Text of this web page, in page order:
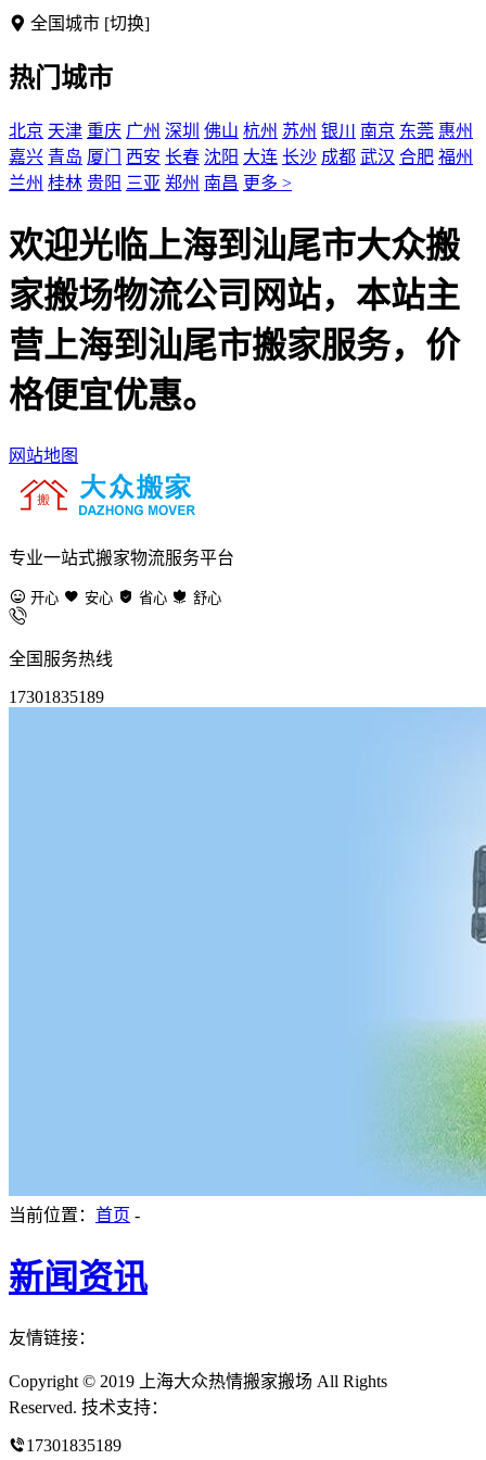
全国城市 [切换]
热门城市
北京 天津 重庆 广州 深圳 佛山 杭州 苏州 银川 南京 东莞 惠州
嘉兴 青岛 厦门 西安 长春 沈阳 大连 长沙 成都 武汉 合肥 福州
兰州 桂林 贵阳 三亚 郑州 南昌 更多 >
欢迎光临上海到汕尾市大众搬
家搬场物流公司网站，本站主
营上海到汕尾市搬家服务，价
格便宜优惠。
网站地图
专业一站式搬家物流服务平台
开心 安心 省心 舒心
全国服务热线
17301835189
当前位置： 首页 -
新闻资讯
友情链接：
Copyright © 2019 上海大众热情搬家搬场 All Rights
Reserved. 技术支持：
17301835189